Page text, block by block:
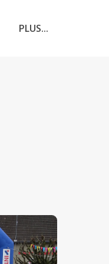
PLUS...